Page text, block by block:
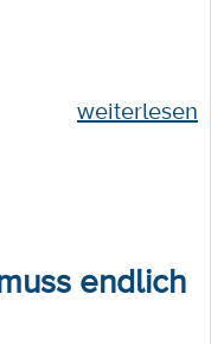
weiterlesen
endlich